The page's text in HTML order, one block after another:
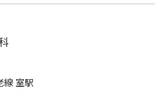
室駅